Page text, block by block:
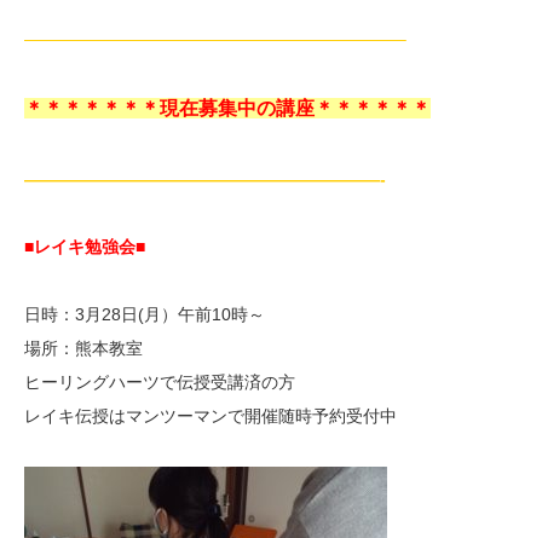
——————————————————————–
＊＊＊＊＊＊＊現在募集中の講座＊＊＊＊＊＊
—————————————————————-
■レイキ勉強会■
日時：3月28日(月）午前10時～
場所：熊本教室
ヒーリングハーツで伝授受講済の方
レイキ伝授はマンツーマンで開催随時予約受付中